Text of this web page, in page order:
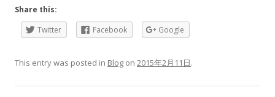
Share this:
Twitter
Facebook Google
This entry was posted in Blog on 2015年2月11日.